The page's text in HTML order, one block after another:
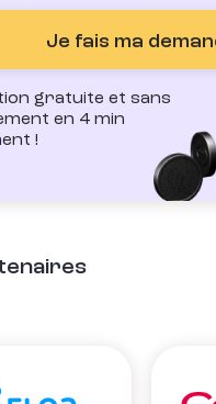
Je fais ma
gratuite et sans
en 4 min
!